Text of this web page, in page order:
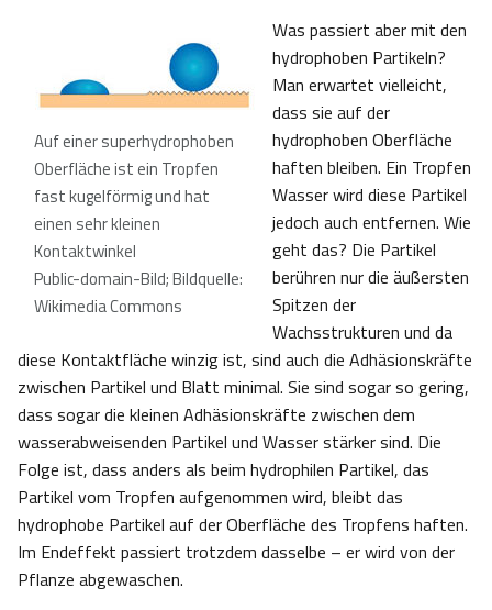
Auf einer superhydrophoben
Oberfläche ist ein Tropfen
fast kugelförmig und hat
einen sehr kleinen
Kontaktwinkel
Public-domain-Bild; Bildquelle:
Wikimedia Commons
Was passiert aber mit den
hydrophoben Partikeln?
Man erwartet vielleicht,
dass sie auf der
hydrophoben Oberfläche
haften bleiben. Ein Tropfen
Wasser wird diese Partikel
jedoch auch entfernen. Wie
geht das? Die Partikel
berühren nur die äußersten
Spitzen der
Wachsstrukturen und da
diese Kontaktfläche winzig ist, sind auch die Adhäsionskräfte
zwischen Partikel und Blatt minimal. Sie sind sogar so gering,
dass sogar die kleinen Adhäsionskräfte zwischen dem
wasserabweisenden Partikel und Wasser stärker sind. Die
Folge ist, dass anders als beim hydrophilen Partikel, das
Partikel vom Tropfen aufgenommen wird, bleibt das
hydrophobe Partikel auf der Oberfläche des Tropfens haften.
Im Endeffekt passiert trotzdem dasselbe – er wird von der
Pflanze abgewaschen.